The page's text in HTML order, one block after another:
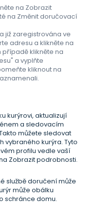
na Zobrazit
na Změnit doručovací
již zaregistrována ve
adresu a klikněte na
případě klikněte na
a vyplňte
kliknout na
kurýrovi, aktualizují
a sledovacím
můžete sledovat
vybraného kurýra. Tyto
profilu vedle vaší
Zobrazit podrobnosti.
službě doručení může
může obálku
schránce domu.